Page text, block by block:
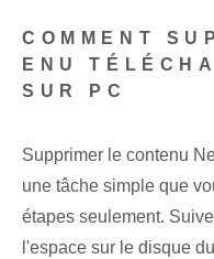
COMMENT
ENU
SUR PC
Supprimer le contenu
une tâche simple que
étapes seulement.
l'espace sur le disque